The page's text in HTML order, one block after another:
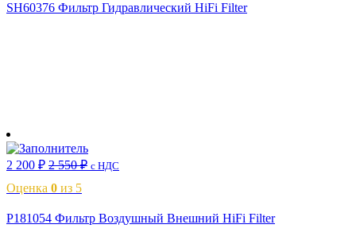
SH60376 Фильтр Гидравлический HiFi Filter
2 200 ₽ 2 550₽ с НДС
Оценка 0 из 5
P181054 Фильтр Воздушный Внешний HiFi Filter